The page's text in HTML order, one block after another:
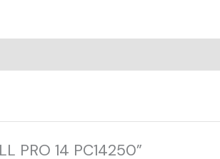
PRO 14 PC14250”